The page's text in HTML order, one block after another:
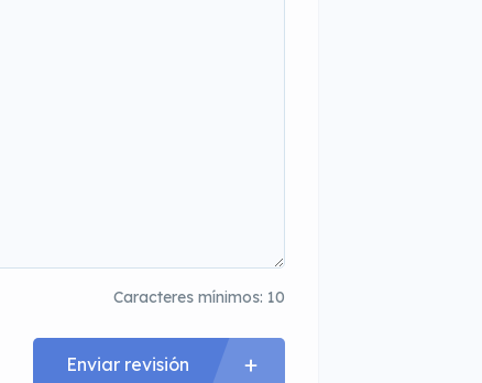
Caracteres mínimos: 10
Enviar revisión